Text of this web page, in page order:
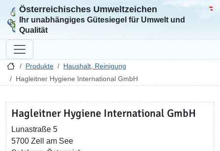
Zur Startseite
Österreichisches Umweltzeichen
Ihr unabhängiges Gütesiegel für Umwelt und
Qualität
Produkte
Haushalt, Reinigung
Hagleitner Hygiene International GmbH
Hagleitner Hygiene International GmbH
Lunastraße 5
5700 Zell am See